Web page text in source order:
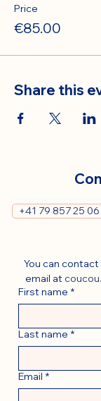
Price
€85.00
Share this
+41 79 857 25 06
You can
email at
First name *
Last name *
Email *